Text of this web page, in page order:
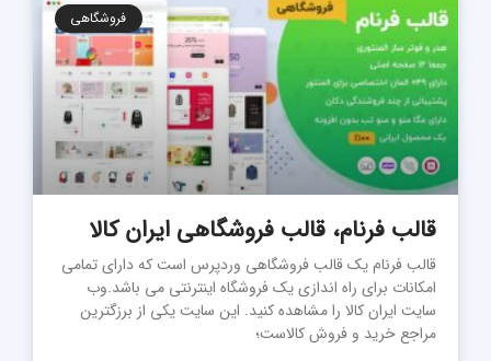
فروشگاهی
قالب فرنام، قالب فروشگاهی ایران کالا
قالب فرنام یک قالب فروشگاهی وردپرس است که دارای تمامی
امکانات برای راه اندازی یک فروشگاه اینترنتی می باشد.وب
سایت ایران کالا را مشاهده کنید. این سایت یکی از برزگترین
مراجع خرید و فروش کالاست؛